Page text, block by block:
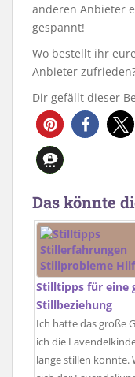
anderen Anbieter
gespannt!
Wo bestellt ihr
Anbieter
Dir gefällt dieser
Das könnte
Stilltipps für eine
Stillbeziehung
Ich hatte das große
ich die
lange stillen konnte.